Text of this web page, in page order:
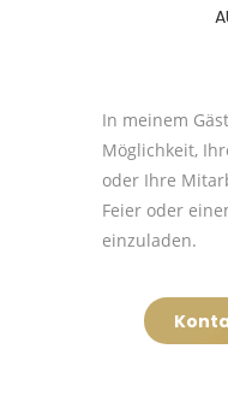
In meinem
Möglichkeit,
oder Ihre
Feier oder
einzuladen.